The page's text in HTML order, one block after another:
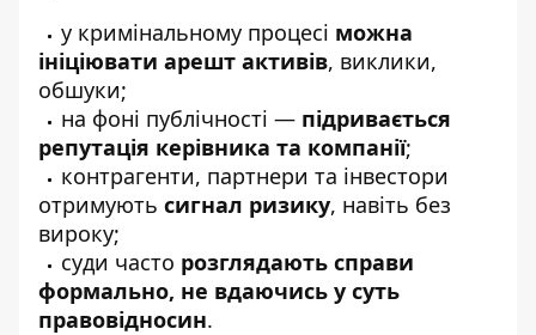
у кримінальному процесі можна
ініціювати арешт активів, виклики,
обшуки;
на фоні публічності — підривається
репутація керівника та компанії;
контрагенти, партнери та інвестори
отримують сигнал ризику, навіть без
вироку;
суди часто розглядають справи
формально, не вдаючись у суть
правовідносин.